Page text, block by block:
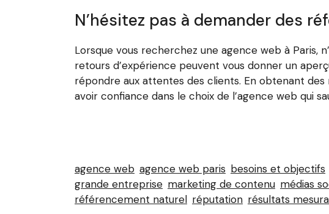
N’hésitez pas à demander des
Lorsque vous recherchez une agence web à Paris,
retours d’expérience peuvent vous donner un
répondre aux attentes des clients. En obtenant
avoir confiance dans le choix de l’agence web qui
agence web agence web paris besoins et objectifs
grande entreprise marketing de contenu médias
référencement naturel réputation résultats